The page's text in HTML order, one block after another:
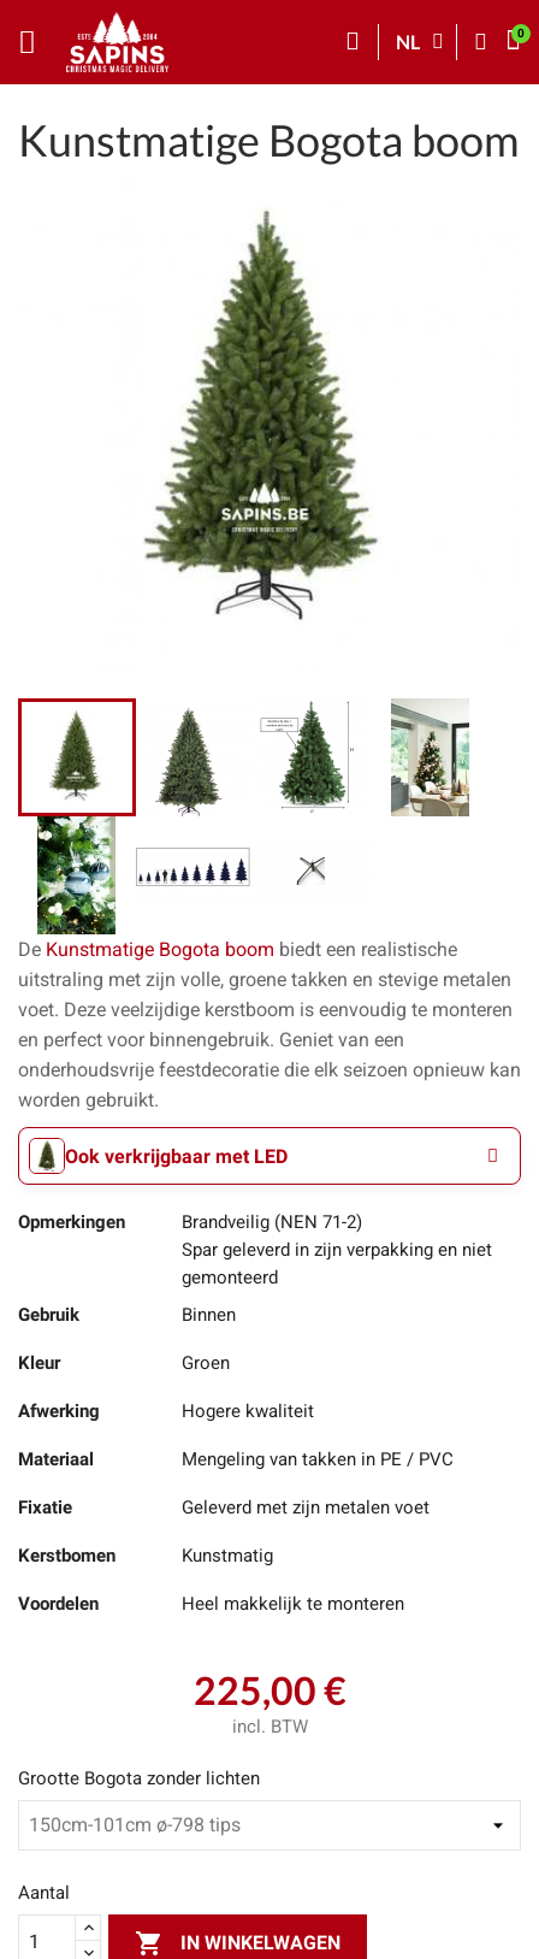
NL
Kunstmatige Bogota boom
De Kunstmatige Bogota boom biedt een realistische
uitstraling met zijn volle, groene takken en stevige metalen
voet. Deze veelzijdige kerstboom is eenvoudig te monteren
en perfect voor binnengebruik. Geniet van een
onderhoudsvrije feestdecoratie die elk seizoen opnieuw kan
worden gebruikt.
Ook verkrijgbaar met LED
Opmerkingen
Brandveilig (NEN 71-2)
Spar geleverd in zijn verpakking en niet
gemonteerd
Gebruik
Binnen
Kleur Groen
Afwerking Hogere kwaliteit
Materiaal Mengeling van takken in PE / PVC
Fixatie Geleverd met zijn metalen voet
Kerstbomen Kunstmatig
Voordelen Heel makkelijk te monteren
225,00 €
incl. BTW
Grootte Bogota zonder lichten
Aantal
 IN WINKELWAGEN